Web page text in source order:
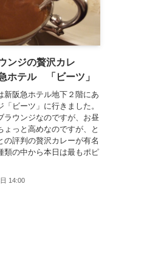
ンジの贅沢カレ
ホテル 「ビーツ」
新阪急ホテル地下２階にあ
「ビーツ」に行きました。
ラウンジなのですが、お昼
ょっと高めなのですが、と
の評判の贅沢カレーが有名
類の中から本日は最もポピ
14:00